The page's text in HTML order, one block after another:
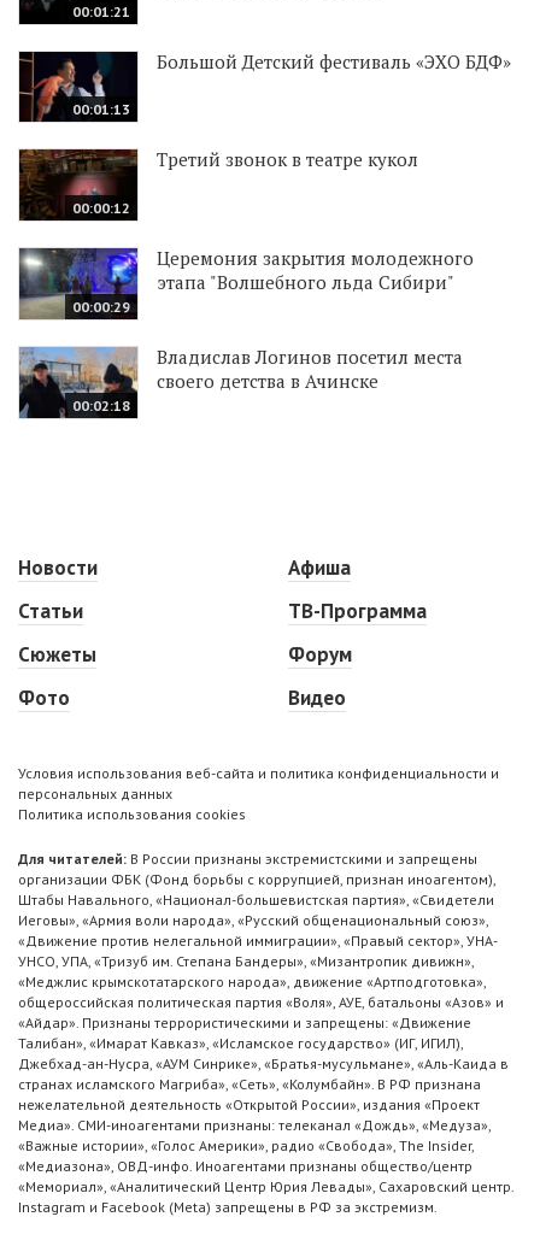
00:01:21
00:01:13
Большой Детский фестиваль «ЭХО БДФ»
00:00:12
Третий звонок в театре кукол
00:00:29
Церемония закрытия молодежного
этапа "Волшебного льда Сибири"
00:02:18
Владислав Логинов посетил места
своего детства в Ачинске
Новости
Статьи
Сюжеты
Фото
Афиша
ТВ-Программа
Форум
Видео
Условия использования веб-сайта и политика конфиденциальности и
персональных данных
Политика использования cookies
Для читателей: В России признаны экстремистскими и запрещены
организации ФБК (Фонд борьбы с коррупцией, признан иноагентом),
Штабы Навального, «Национал-большевистская партия», «Свидетели
Иеговы», «Армия воли народа», «Русский общенациональный союз»,
«Движение против нелегальной иммиграции», «Правый сектор», УНА-
УНСО, УПА, «Тризуб им. Степана Бандеры», «Мизантропик дивижн»,
«Меджлис крымскотатарского народа», движение «Артподготовка»,
общероссийская политическая партия «Воля», АУЕ, батальоны «Азов» и
«Айдар». Признаны террористическими и запрещены: «Движение
Талибан», «Имарат Кавказ», «Исламское государство» (ИГ, ИГИЛ),
Джебхад-ан-Нусра, «АУМ Синрике», «Братья-мусульмане», «Аль-Каида в
странах исламского Магриба», «Сеть», «Колумбайн». В РФ признана
нежелательной деятельность «Открытой России», издания «Проект
Медиа». СМИ-иноагентами признаны: телеканал «Дождь», «Медуза»,
«Важные истории», «Голос Америки», радио «Свобода», The Insider,
«Медиазона», ОВД-инфо. Иноагентами признаны общество/центр
«Мемориал», «Аналитический Центр Юрия Левады», Сахаровский центр.
Instagram и Facebook (Metа) запрещены в РФ за экстремизм.